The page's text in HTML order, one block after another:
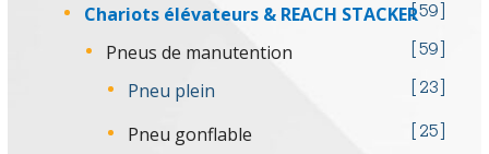
Chariots élévateurs & REACH STACKER59
Pneus de manutention 59
Pneu plein 23
Pneu gonflable 25